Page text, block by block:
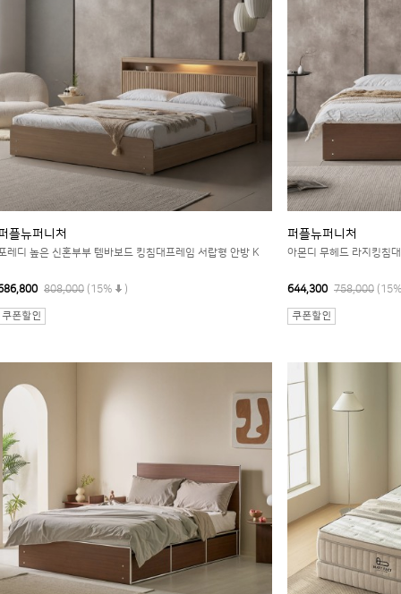
플뉴퍼니처
레디 높은 신혼부부 템바보드 킹침대프레임 서랍형 안방 K
808,000 (15% )
퍼플뉴퍼니처
아몬디 무헤드 라지킹침
644,300 758,000